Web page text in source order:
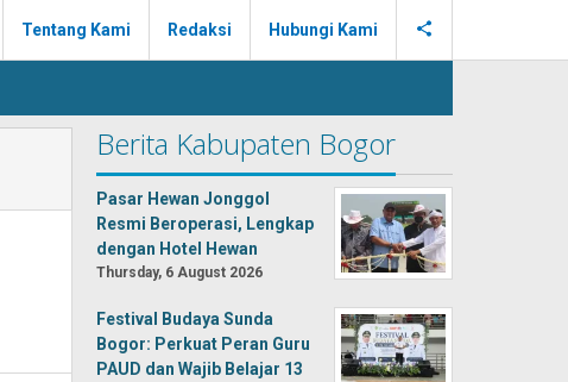
Tentang Kami Redaksi Hubungi Kami
Berita Kabupaten Bogor
Pasar Hewan Jonggol
Resmi Beroperasi, Lengkap
dengan Hotel Hewan
Thursday, 6 August 2026
Festival Budaya Sunda
Bogor: Perkuat Peran Guru
PAUD dan Wajib Belajar 13